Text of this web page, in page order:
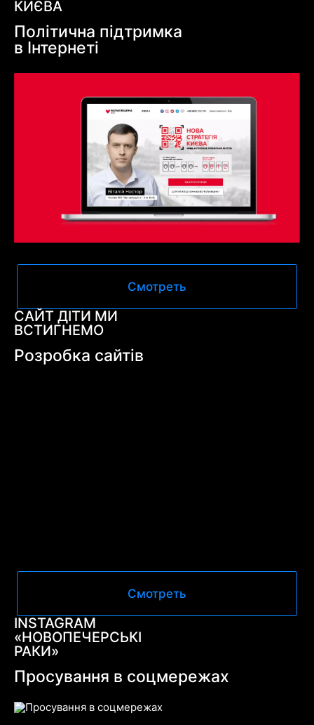
КИЄВА
Політична підтримка
в Інтернеті
Смотреть
САЙТ ДІТИ МИ
ВСТИГНЕМО
Розробка сайтів
Смотреть
INSTAGRAM
«НОВОПЕЧЕРСЬКІ
РАКИ»
Просування в соцмережах